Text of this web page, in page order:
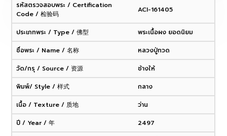
รหัสตรวจสอบพระ / Certification
Code / 检验码
ACI-161405
ประเภทพระ / Type / 佛型
พระเนื้อผง ยอดนิยม
ชื่อพระ / Name / 名称
หลวงปู่ทวด
วัด/กรุ / Source / 资源
ช้างให้
พิมพ์/ Style / 样式
กลาง
เนื้อ / Texture / 质地
ว่าน
ปี / Year / 年
2497